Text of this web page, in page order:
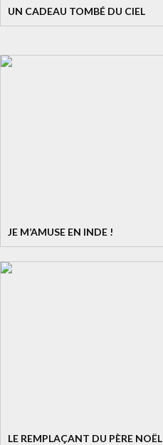
UN CADEAU TOMBÉ DU CIEL
JE M’AMUSE EN INDE !
LE REMPLAÇANT DU PÈRE NOËL